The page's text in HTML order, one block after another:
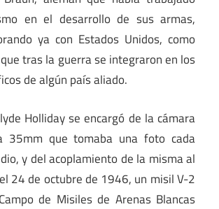
en el desarrollo de sus armas,
ya con Estados Unidos, como
tras la guerra se integraron en los
de algún país aliado.
Holliday se encargó de la cámara
35mm que tomaba una foto cada
y del acoplamiento de la misma al
24 de octubre de 1946, un misil V-2
de Misiles de Arenas Blancas